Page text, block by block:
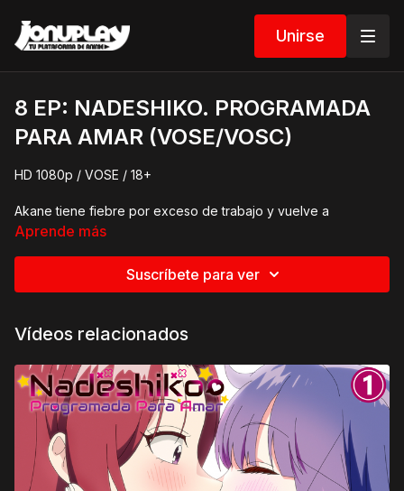
Unirse
8 EP: NADESHIKO. PROGRAMADA
PARA AMAR (VOSE/VOSC)
HD 1080p / VOSE / 18+
Akane tiene fiebre por exceso de trabajo y vuelve a
comportarse como una niña. En pleno delirio, toma a
da un medicamento siguiendo los consejos de su creadora y
luego se queda al lado de su dueña para cuidarla.
🔥
aquí.
👉 Solo necesitas registrarte con tu correo de Jonu Play
Míralo sin censura en exclusiva*:
https://vimeo.com/yowu/nadeshiko8
Aprende más
Suscríbete para ver
Vídeos relacionados